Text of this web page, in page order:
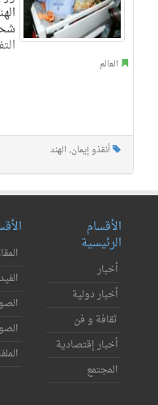
العالم
أنقذو إيمان, الهند
الأقسام
الرئيسية
أخبار
أخبار دولية
ثقافة و فن
أخبار إقتصادية
المجتمع